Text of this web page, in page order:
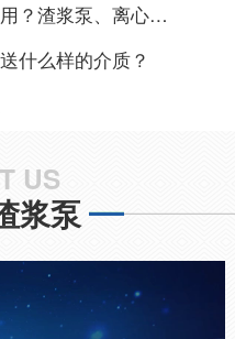
污水处理泵怎么选最实用？渣浆泵、离心泵、自吸泵选型对比
什么样的介质？
US
浆泵